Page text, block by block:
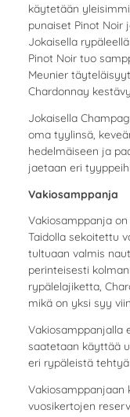
käytetään
punaiset Pinot Noir
Jokaisella
Pinot Noir tuo
Meunier
Chardonnay
Jokaisella
oma tyylinsä,
hedelmäiseen ja
jaetaan eri
Vakiosamppanja
Vakiosamppanja
Taidolla sekoitettu
tultuaan valmis
perinteisesti
rypälelajiketta,
mikä on yksi syy
Vakiosamppanjalla
saatetaan käyttää
eri rypäleistä tehtyä
Vakiosamppanjaan
vuosikertojen